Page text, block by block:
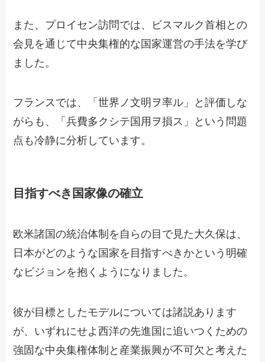
また、プロイセン訪問では、ビスマルク首相との
会見を通じて中央集権的な国家運営の手法を学び
ました。
フランスでは、「世界ノ文明ヲ率ル」と評価しな
がらも、「兵費多クシテ国用ヲ損ス」という問題
点も冷静に分析しています。
目指すべき国家像の確立
欧米諸国の統治体制を自らの目で見た大久保は、
日本がどのような国家を目指すべきかという明確
なビジョンを抱くようになりました。
彼が目標としたモデルについては諸説あります
が、いずれにせよ西洋の先進国に追いつくための
強固な中央集権体制と産業振興が不可欠と考えた